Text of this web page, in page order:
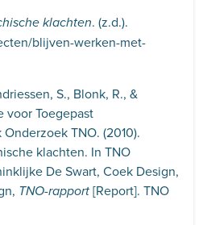
klachten. (z.d.).
blijven-werken-met-
S., Blonk, R., &
voor Toegepast
TNO. (2010).
klachten. In TNO
De Swart, Coek Design,
TNO-rapport [Report]. TNO